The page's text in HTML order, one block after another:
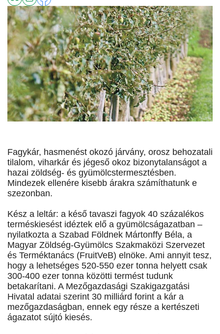
Fagykár, hasmenést okozó járvány, orosz behozatali
tilalom, viharkár és jégeső okoz bizonytalanságot a
hazai zöldség- és gyümölcstermesztésben.
Mindezek ellenére kisebb árakra számíthatunk e
szezonban.
Kész a leltár: a késő tavaszi fagyok 40 százalékos
terméskiesést idéztek elő a gyümölcságazatban –
nyilatkozta a Szabad Földnek Mártonffy Béla, a
Magyar Zöldség-Gyümölcs Szakmaközi Szervezet
és Terméktanács (FruitVeB) elnöke. Ami annyit tesz,
hogy a lehetséges 520-550 ezer tonna helyett csak
300-400 ezer tonna közötti termést tudunk
betakarítani. A Mezőgazdasági Szakigazgatási
Hivatal adatai szerint 30 milliárd forint a kár a
mezőgazdaságban, ennek egy része a kertészeti
ágazatot sújtó kiesés.